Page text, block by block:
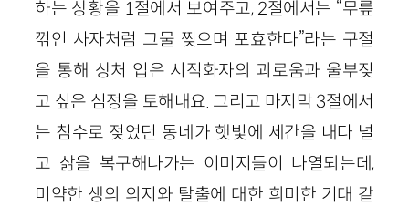
하는 상황을 1절에서 보여주고, 2절에서는 “무릎
꺾인 사자처럼 그물 찢으며 포효한다”라는 구절
을 통해 상처 입은 시적화자의 괴로움과 울부짖
고 싶은 심정을 토해내요. 그리고 마지막 3절에서
는 침수로 젖었던 동네가 햇빛에 세간을 내다 널
고 삶을 복구해나가는 이미지들이 나열되는데,
미약한 생의 의지와 탈출에 대한 희미한 기대 같